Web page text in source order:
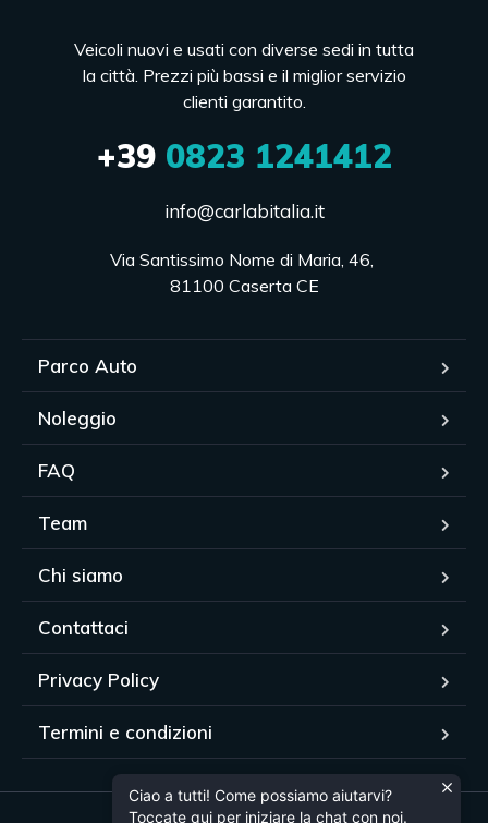
Veicoli nuovi e usati con diverse sedi in tutta
la città. Prezzi più bassi e il miglior servizio
clienti garantito.
+390823 1241412
info@carlabitalia.it
Via Santissimo Nome di Maria, 46,
81100 Caserta CE
Parco Auto
Noleggio
FAQ
Team
Chi siamo
Contattaci
Privacy Policy
Termini e condizioni
Ciao a tutti! Come possiamo aiutarvi?
Toccate qui per iniziare la chat con noi.